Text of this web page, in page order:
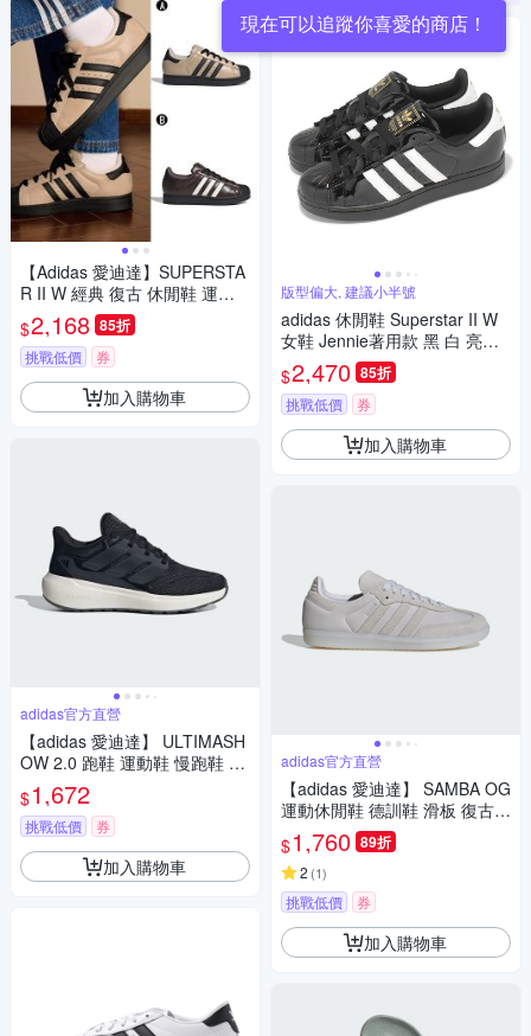
【Adidas 愛迪達】SUPERSTA
R II W 經典 復古 休閒鞋 運動
鞋 女 A-IH6661 B-KI3569
$2,168 85折
挑戰低價 券
加入購物車
adidas官方直營
【adidas 愛迪達】 ULTIMASH
OW 2.0 跑鞋 運動鞋 慢跑鞋 女
IE8904
$1,672
挑戰低價 券
加入購物車
現在可以追蹤你喜愛的商店！
版型偏大, 建議小半號
adidas 休閒鞋 Superstar II W
女鞋 Jennie著用款 黑 白 亮皮
漆皮 貝殼頭 愛迪達 JS4009
$2,470 85折
挑戰低價 券
加入購物車
adidas官方直營
【adidas 愛迪達】 SAMBA OG
運動休閒鞋 德訓鞋 滑板 復古
女鞋 - Originals JI2728
$1,760 89折
2 (1)
挑戰低價 券
加入購物車